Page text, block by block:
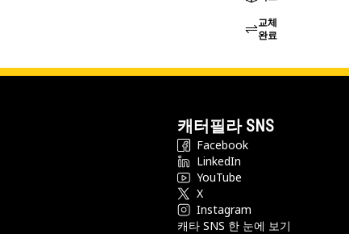
교체
완료
캐터필라 SNS
Facebook
LinkedIn
YouTube
X
Instagram
캐타 SNS 한 눈에 보기